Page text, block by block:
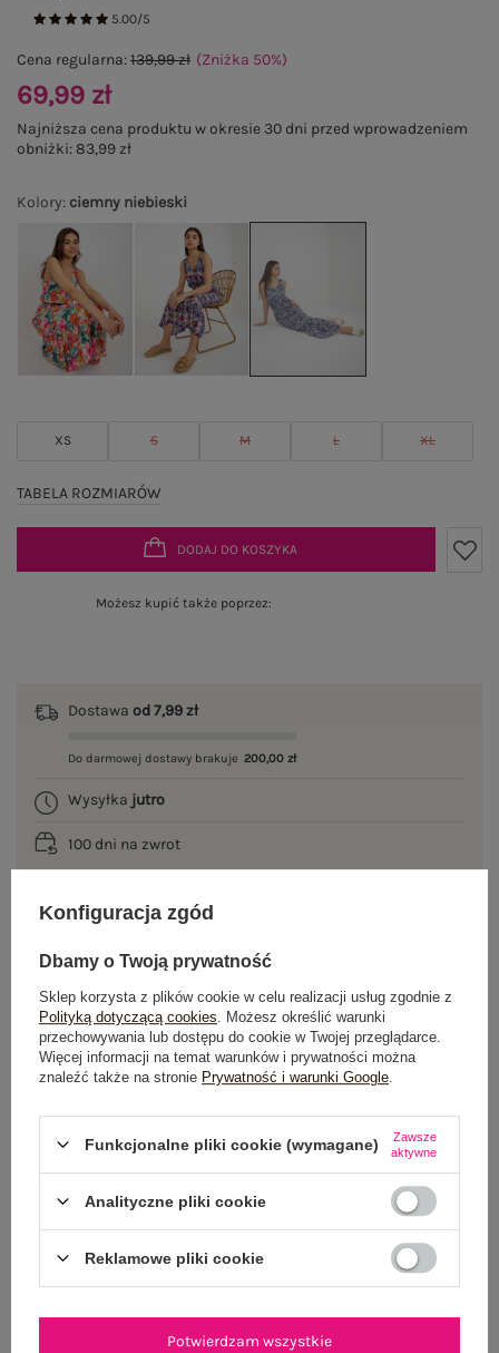
5.00/5
Kolory: ciemny niebieski
XS S M L XL
TABELA ROZMIARÓW
Cena regularna:139,99 zł (Zniżka 50%)
69,99 zł
Najniższa cena produktu w okresie 30 dni przed wprowadzeniem
obniżki: 83,99 zł
DODAJ DO KOSZYKA
Możesz kupić także poprzez:
Dostawa od 7,99 zł
Do darmowej dostawy brakuje 200,00 zł
Wysyłka jutro
100 dni na zwrot
GŁÓWNE PARAMETRY
OPINIE O PRODUKCIE
ZWROTY I REKLAMACJE
OSTATNIO OGLĄDANE
Zobacz wszystko
Konfiguracja zgód
Dbamy o Twoją prywatność
Sklep korzysta z plików cookie w celu realizacji usług zgodnie z
Polityką dotyczącą cookies . Możesz określić warunki
przechowywania lub dostępu do cookie w Twojej przeglądarce.
Więcej informacji na temat warunków i prywatności można
znaleźć także na stronie Prywatność i warunki Google
Funkcjonalne pliki cookie (wymagane)
Zawsze
aktywne
Analityczne pliki cookie
Reklamowe pliki cookie
Potwierdzam wszystkie